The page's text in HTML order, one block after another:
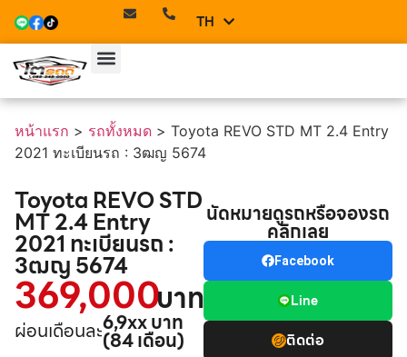
TH
EN
หน้าแรก > รถทั้งหมด > Toyota REVO STD MT 2.4 Entry
2021 ทะเบียนรถ : 3ฒญ 5674
Toyota REVO STD
MT 2.4 Entry
2021 ทะเบียนรถ :
3ฒญ 5674
369,000บาท
ผ่อนเดือนละ6,9xx บาท
(84 เดือน)
นัดหมายดูรถหรือจองรถ
คลิกเลย
Facebook
Line
ติดต่อ